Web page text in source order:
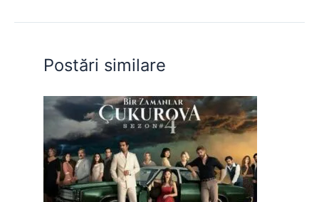
o
o
k
p
p
n
g
er
Postări similare